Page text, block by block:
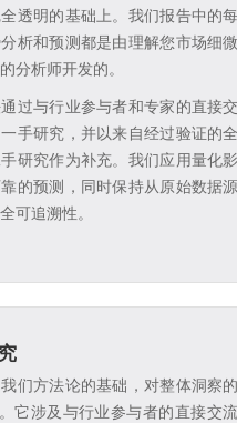
透明的基础上。我们报告中的
析和预测都是由理解您市场细
分析师开发的。
过与行业参与者和专家的直接
手研究，并以来自经过验证的
研究作为补充。我们应用量化
的预测，同时保持从原始数据
可追溯性。
们方法论的基础，对整体洞察
它涉及与行业参与者的直接交